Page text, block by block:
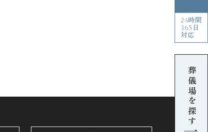
24時間
365日
対応
葬儀場を探す